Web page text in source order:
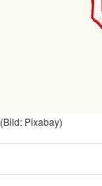
(Bild: Pixabay)